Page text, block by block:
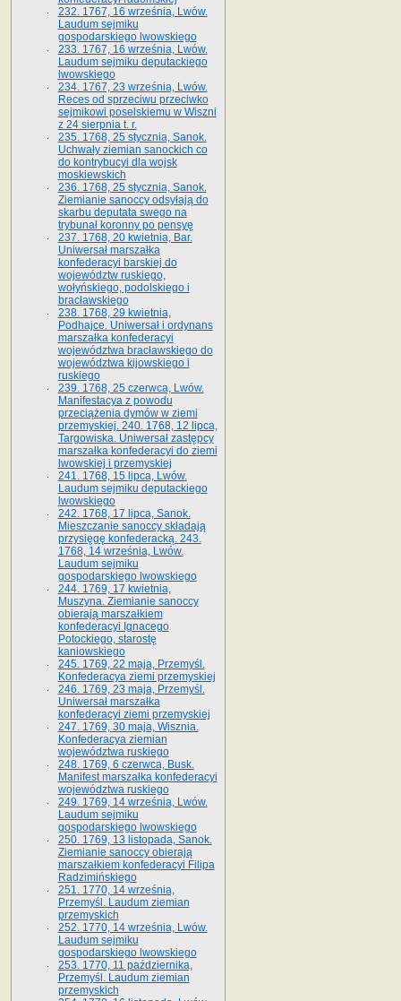
232. 1767, 16 września, Lwów.
Laudum sejmiku
gospodarskiego lwowskiego
233. 1767, 16 września, Lwów.
Laudum sejmiku deputackiego
lwowskiego
234. 1767, 23 września, Lwów.
Reces od sprzeciwu przeciwko
sejmikowi poselskiemu w Wiszni
z 24 sierpnia t. r.
235. 1768, 25 stycznia, Sanok.
Uchwały ziemian sanockich co
do kontrybucyi dla wojsk
moskiewskich
236. 1768, 25 stycznia, Sanok.
Ziemianie sanoccy odsyłają do
skarbu deputata swego na
trybunał koronny po pensyę
237. 1768, 20 kwietnia, Bar.
Uniwersał marszałka
konfederacyi barskiej do
województw ruskiego,
wołyńskiego, podolskiego i
bracławskiego
238. 1768, 29 kwietnia,
Podhajce. Uniwersał i ordynans
marszałka konfederacyi
województwa bracławskiego do
wo­jewództwa kijowskiego i
ruskiego
239. 1768, 25 czerwca, Lwów.
Manifestacya z powodu
przeciążenia dymów w ziemi
przemyskiej. 240. 1768, 12 lipca,
Targowiska. Uniwersał zastępcy
marszałka konfederacyi do ziemi
lwowskiej i przemyskiej
241. 1768, 15 lipca, Lwów.
Laudum sejmiku deputackiego
lwowskiego
242. 1768, 17 lipca, Sanok.
Mieszczanie sanoccy składają
przysięgę konfederacką. 243.
1768, 14 września, Lwów.
Laudum sejmiku
gospodarskiego lwowskiego
244. 1769, 17 kwietnia,
Muszyna. Ziemianie sanoccy
obierają marszałkiem
konfederacyi Ignacego
Potockiego, starostę
kaniowskiego
245. 1769, 22 maja, Przemyśl.
Konfederacya ziemi przemyskiej
246. 1769, 23 maja, Przemyśl.
Uniwersał marszałka
konfederacyi ziemi przemyskiej
247. 1769, 30 maja, Wisznia.
Konfederacya ziemian
województwa ruskiego
248. 1769, 6 czerwca, Busk.
Manifest marszałka konfederacyi
województwa ruskiego
249. 1769, 14 września, Lwów.
Laudum sejmiku
gospodarskiego lwowskiego
250. 1769, 13 listopada, Sanok.
Ziemianie sanoccy obierają
marszałkiem konfederacyi Filipa
Radzimińskiego
251. 1770, 14 września,
Przemyśl. Laudum ziemian
przemyskich
252. 1770, 14 września, Lwów.
Laudum sejmiku
gospodarskiego lwowskiego
253. 1770, 11 października,
Przemyśl. Laudum ziemian
przemyskich